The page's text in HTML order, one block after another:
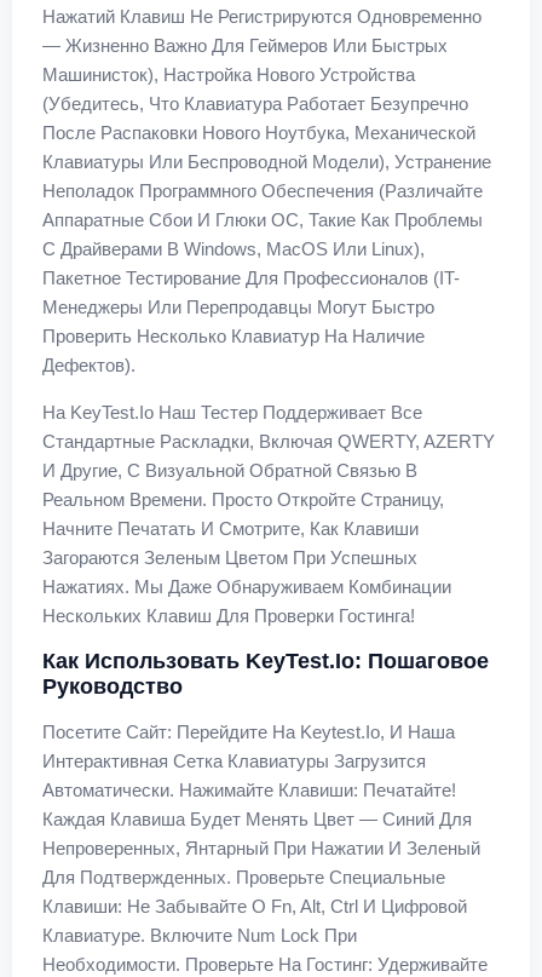
Нажатий Клавиш Не Регистрируются Одновременно
— Жизненно Важно Для Геймеров Или Быстрых
Машинисток), Настройка Нового Устройства
(убедитесь, Что Клавиатура Работает Безупречно
После Распаковки Нового Ноутбука, Механической
Клавиатуры Или Беспроводной Модели), Устранение
Неполадок Программного Обеспечения (различайте
Аппаратные Сбои И Глюки ОС, Такие Как Проблемы
С Драйверами В Windows, MacOS Или Linux),
Пакетное Тестирование Для Профессионалов (IT-
Менеджеры Или Перепродавцы Могут Быстро
Проверить Несколько Клавиатур На Наличие
Дефектов).
На KeyTest.io Наш Тестер Поддерживает Все
Стандартные Раскладки, Включая QWERTY, AZERTY
И Другие, С Визуальной Обратной Связью В
Реальном Времени. Просто Откройте Страницу,
Начните Печатать И Смотрите, Как Клавиши
Загораются Зеленым Цветом При Успешных
Нажатиях. Мы Даже Обнаруживаем Комбинации
Нескольких Клавиш Для Проверки Гостинга!
Как Использовать KeyTest.io: Пошаговое
Руководство
Посетите Сайт: Перейдите На Keytest.io, И Наша
Интерактивная Сетка Клавиатуры Загрузится
Автоматически. Нажимайте Клавиши: Печатайте!
Каждая Клавиша Будет Менять Цвет — Синий Для
Непроверенных, Янтарный При Нажатии И Зеленый
Для Подтвержденных. Проверьте Специальные
Клавиши: Не Забывайте О Fn, Alt, Ctrl И Цифровой
Клавиатуре. Включите Num Lock При
Необходимости. Проверьте На Гостинг: Удерживайте